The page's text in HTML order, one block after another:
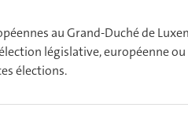
au Grand-Duché de
législative, européenne
élections.